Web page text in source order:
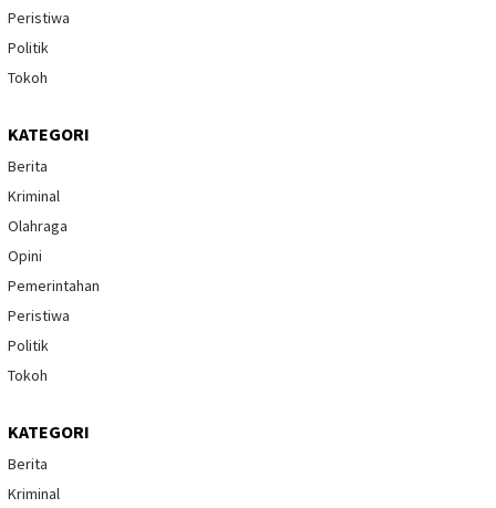
Peristiwa
Politik
Tokoh
KATEGORI
Berita
Kriminal
Olahraga
Opini
Pemerintahan
Peristiwa
Politik
Tokoh
KATEGORI
Berita
Kriminal